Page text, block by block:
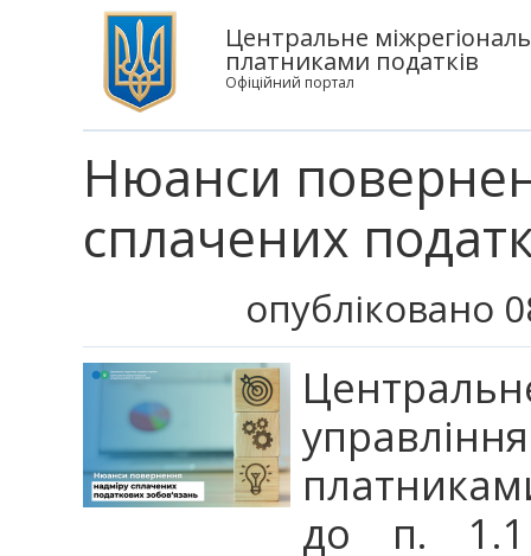
Центральне
платниками податків
Офіційний портал
Нюанси
сплачених
опубліковано
до п.